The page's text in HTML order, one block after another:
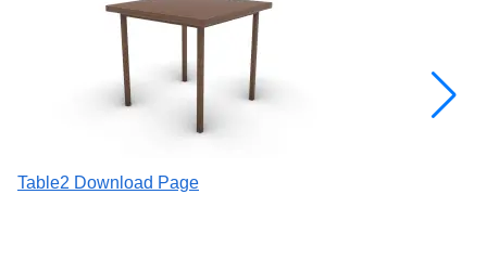
Table2 Download Page